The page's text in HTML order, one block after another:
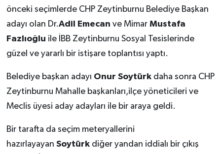
önceki seçimlerde CHP Zeytinburnu Belediye Başkan
adayı olan Dr.Adil Emecan ve Mimar Mustafa
Fazlıoğlu ile İBB Zeytinburnu Sosyal Tesislerinde
güzel ve yararlı bir istişare toplantısı yaptı.
Belediye başkan adayı Onur Soytürk daha sonra CHP
Zeytinburnu Mahalle başkanları,ilçe yöneticileri ve
Meclis üyesi aday adayları ile bir araya geldi.
Bir tarafta da seçim meteryallerini
hazırlayayan Soytürk diğer yandan iddialı bir çıkış